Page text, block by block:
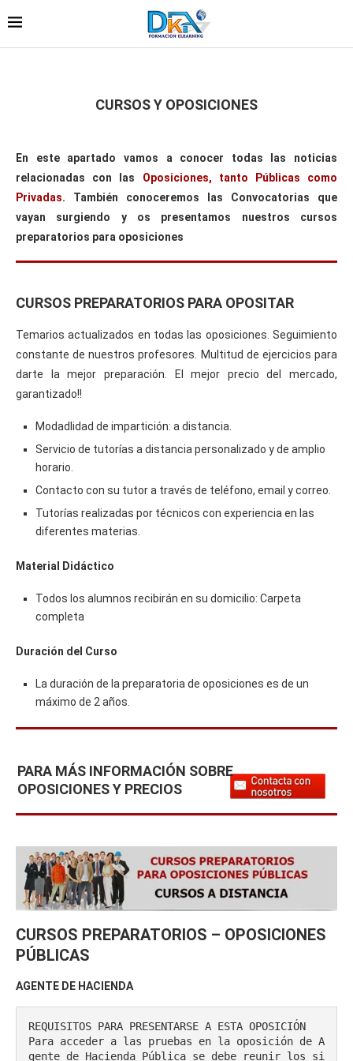
CURSOS Y OPOSICIONES
En este apartado vamos a conocer todas las noticias
relacionadas con las Oposiciones, tanto Públicas como
Privadas. También conoceremos las Convocatorias que
vayan surgiendo y os presentamos nuestros cursos
preparatorios para oposiciones
CURSOS PREPARATORIOS PARA OPOSITAR
Temarios actualizados en todas las oposiciones. Seguimiento
constante de nuestros profesores. Multitud de ejercicios para
darte la mejor preparación. El mejor precio del mercado,
garantizado!!
Modadlidad de impartición: a distancia.
Servicio de tutorías a distancia personalizado y de amplio
horario.
Contacto con su tutor a través de teléfono, email y correo.
Tutorías realizadas por técnicos con experiencia en las
diferentes materias.
Material Didáctico
Todos los alumnos recibirán en su domicilio: Carpeta
completa
Duración del Curso
La duración de la preparatoria de oposiciones es de un
máximo de 2 años.
PARA MÁS INFORMACIÓN SOBRE
OPOSICIONES Y PRECIOS
CURSOS PREPARATORIOS – OPOSICIONES
PÚBLICAS
AGENTE DE HACIENDA
REQUISITOS PARA PRESENTARSE A ESTA OPOSICIÓN
Para acceder a las pruebas en la oposición de A
gente de Hacienda Pública se debe reunir los si